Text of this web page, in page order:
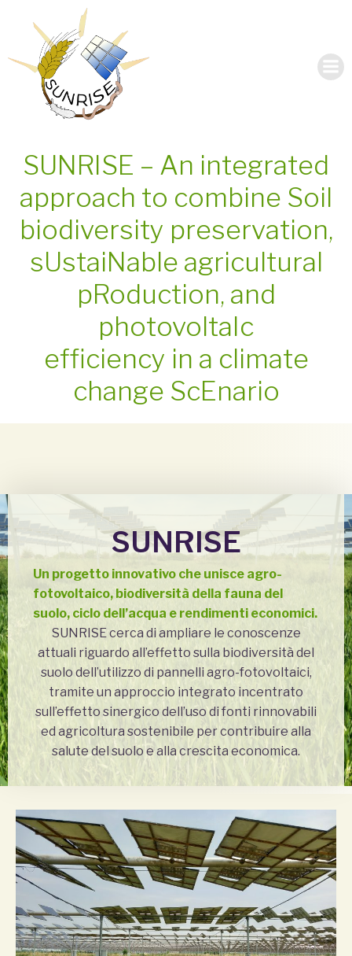
SUNRISE – An integrated
approach to combine Soil
biodiversity preservation,
sUstaiNable agricultural
pRoduction, and
photovoltaIc
efficiency in a climate
change ScEnario
SUNRISE
Un progetto innovativo che unisce agro-
fotovoltaico, biodiversità della fauna del
suolo, ciclo dell’acqua e rendimenti economici.
SUNRISE cerca di ampliare le conoscenze
attuali riguardo all’effetto sulla biodiversità del
suolo dell’utilizzo di pannelli agro-fotovoltaici,
tramite un approccio integrato incentrato
sull’effetto sinergico dell’uso di fonti rinnovabili
ed agricoltura sostenibile per contribuire alla
salute del suolo e alla crescita economica.